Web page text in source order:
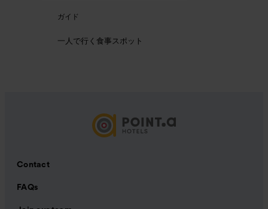
ガイド
一人で行く食事スポット
Contact
FAQs